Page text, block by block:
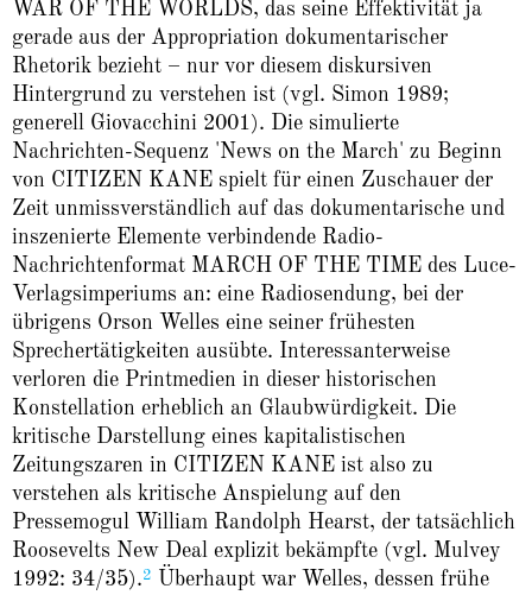
WAR OF THE WORLDS, das seine Effektivität ja
gerade aus der Appropriation dokumentarischer
Rhetorik bezieht – nur vor diesem diskursiven
Hintergrund zu verstehen ist (vgl. Simon 1989;
generell Giovacchini 2001). Die simulierte
Nachrichten-Sequenz 'News on the March' zu Beginn
von CITIZEN KANE spielt für einen Zuschauer der
Zeit unmissverständlich auf das dokumentarische und
inszenierte Elemente verbindende Radio-
Nachrichtenformat MARCH OF THE TIME des Luce-
Verlagsimperiums an: eine Radiosendung, bei der
übrigens Orson Welles eine seiner frühesten
Sprechertätigkeiten ausübte. Interessanterweise
verloren die Printmedien in dieser historischen
Konstellation erheblich an Glaubwürdigkeit. Die
kritische Darstellung eines kapitalistischen
Zeitungszaren in CITIZEN KANE ist also zu
verstehen als kritische Anspielung auf den
Pressemogul William Randolph Hearst, der tatsächlich
Roosevelts New Deal explizit bekämpfte (vgl. Mulvey
1992: 34/35).2
Überhaupt war Welles, dessen frühe